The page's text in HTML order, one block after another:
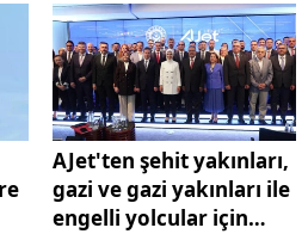
AJet'ten şehit yakınları,
gazi ve gazi yakınları ile
engelli yolcular için